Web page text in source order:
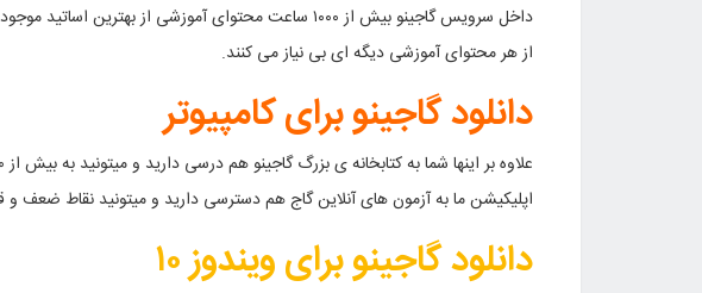
داخل سرویس گاجینو بیش از ۱۰۰۰ ساعت محتوای آموزشی از
از هر محتوای آموزشی دیگه ای بی نیاز می کنند.
دانلود گاجینو برای کامپیوتر
اپلیکیشن ما به آزمون های آنلاین گاج هم دسترسی دارید و میتونید نقاط ضعف
دانلود گاجینو برای ویندوز ۱۰